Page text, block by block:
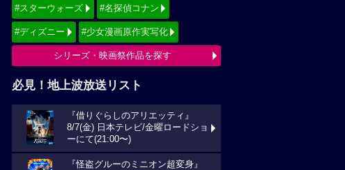
#スターウォーズ #名探偵コナン
#ディズニー #少女漫画原作実写化
シリーズ・映画祭作品を探す
必見！地上波放送リスト
『借りぐらしのアリエッティ』
8/7(金) 日本テレビ/金曜ロードショ
ーにて(21:00〜)
『怪盗グルーのミニオン超変身』